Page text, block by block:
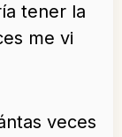
tener la
me vi
veces